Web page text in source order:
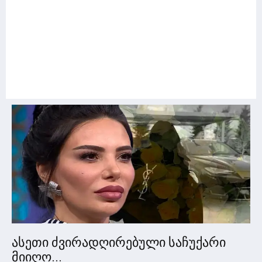
ასეთი ძვირადღირებული საჩუქარი
მიიღო...